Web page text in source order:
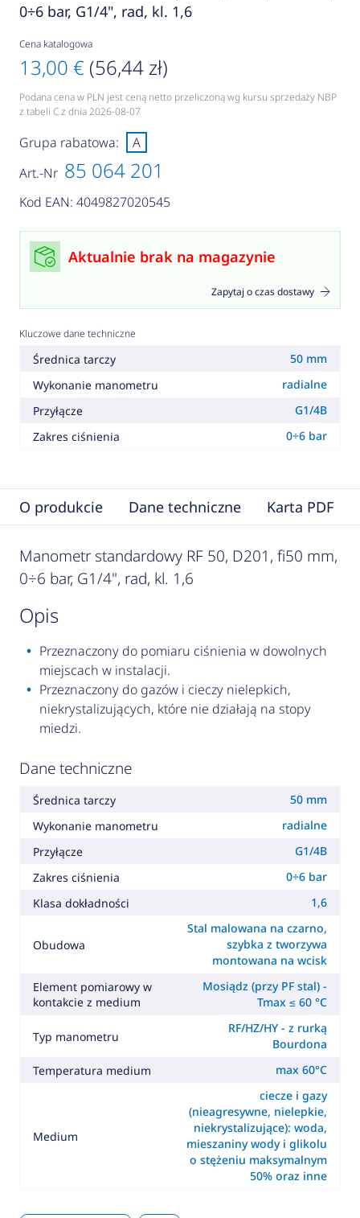
0÷6 bar, G1/4", rad, kl. 1,6
Cena katalogowa
13,00 € (56,44 zł)
Podana cena w PLN jest ceną netto przeliczoną wg kursu sprzedaży NBP
z tabeli C z dnia 2026-08-07
Art.-Nr 85 064 201
Kod EAN: 4049827020545
Grupa rabatowa: A
Aktualnie brak na magazynie
Zapytaj o czas dostawy
Kluczowe dane techniczne
Średnica tarczy
50 mm
Wykonanie manometru
radialne
Przyłącze
G1/4B
Zakres ciśnienia
0÷6 bar
O produkcie Dane techniczne Karta PDF
Manometr standardowy RF 50, D201, fi50 mm,
0÷6 bar, G1/4", rad, kl. 1,6
opis
Przeznaczony do pomiaru ciśnienia w dowolnych
miejscach w instalacji.
Przeznaczony do gazów i cieczy nielepkich,
niekrystalizujących, które nie działają na stopy
miedzi.
Dane techniczne
Średnica tarczy
50 mm
Wykonanie manometru
radialne
Przyłącze
G1/4B
Zakres ciśnienia
0÷6 bar
Klasa dokładności
1,6
Obudowa
Stal malowana na czarno,
szybka z tworzywa
montowana na wcisk
Element pomiarowy w
kontakcie z medium
Mosiądz (przy PF stal) -
Tmax ≤ 60 °C
Typ manometru
RF/HZ/HY - z rurką
Bourdona
Temperatura medium
max 60°C
Medium
ciecze i gazy
(nieagresywne, nielepkie,
niekrystalizujące): woda,
mieszaniny wody i glikolu
o stężeniu maksymalnym
50% oraz inne